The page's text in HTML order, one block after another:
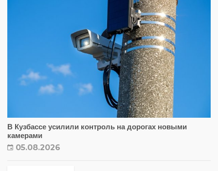
В Кузбассе усилили контроль на дорогах новыми
камерами
05.08.2026